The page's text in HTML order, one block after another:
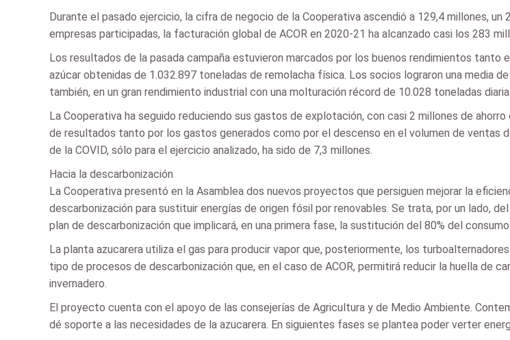
Durante el pasado ejercicio, la cifra de negocio de la Cooperativa ascendió a 129,4 millones,
empresas participadas, la facturación global de ACOR en 2020-21 ha alcanzado casi los 283
Los resultados de la pasada campaña estuvieron marcados por los buenos rendimientos
azúcar obtenidas de 1.032.897 toneladas de remolacha física. Los socios lograron una media
también, en un gran rendimiento industrial con una molturación récord de 10.028 toneladas
La Cooperativa ha seguido reduciendo sus gastos de explotación, con casi 2 millones de
de resultados tanto por los gastos generados como por el descenso en el volumen de ventas
de la COVID, sólo para el ejercicio analizado, ha sido de 7,3 millones.
Hacia la descarbonización
La Cooperativa presentó en la Asamblea dos nuevos proyectos que persiguen mejorar la
descarbonización para sustituir energías de origen fósil por renovables. Se trata, por un lado,
plan de descarbonización que implicará, en una primera fase, la sustitución del 80% del
La planta azucarera utiliza el gas para producir vapor que, posteriormente, los
tipo de procesos de descarbonización que, en el caso de ACOR, permitirá reducir la huella de
invernadero.
El proyecto cuenta con el apoyo de las consejerías de Agricultura y de Medio Ambiente.
dé soporte a las necesidades de la azucarera. En siguientes fases se plantea poder verter